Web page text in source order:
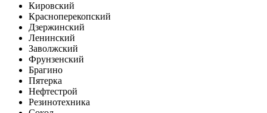
Кировский
Красноперекопский
Дзержинский
Ленинский
Заволжский
Фрунзенский
Брагино
Пятерка
Нефтестрой
Резинотехника